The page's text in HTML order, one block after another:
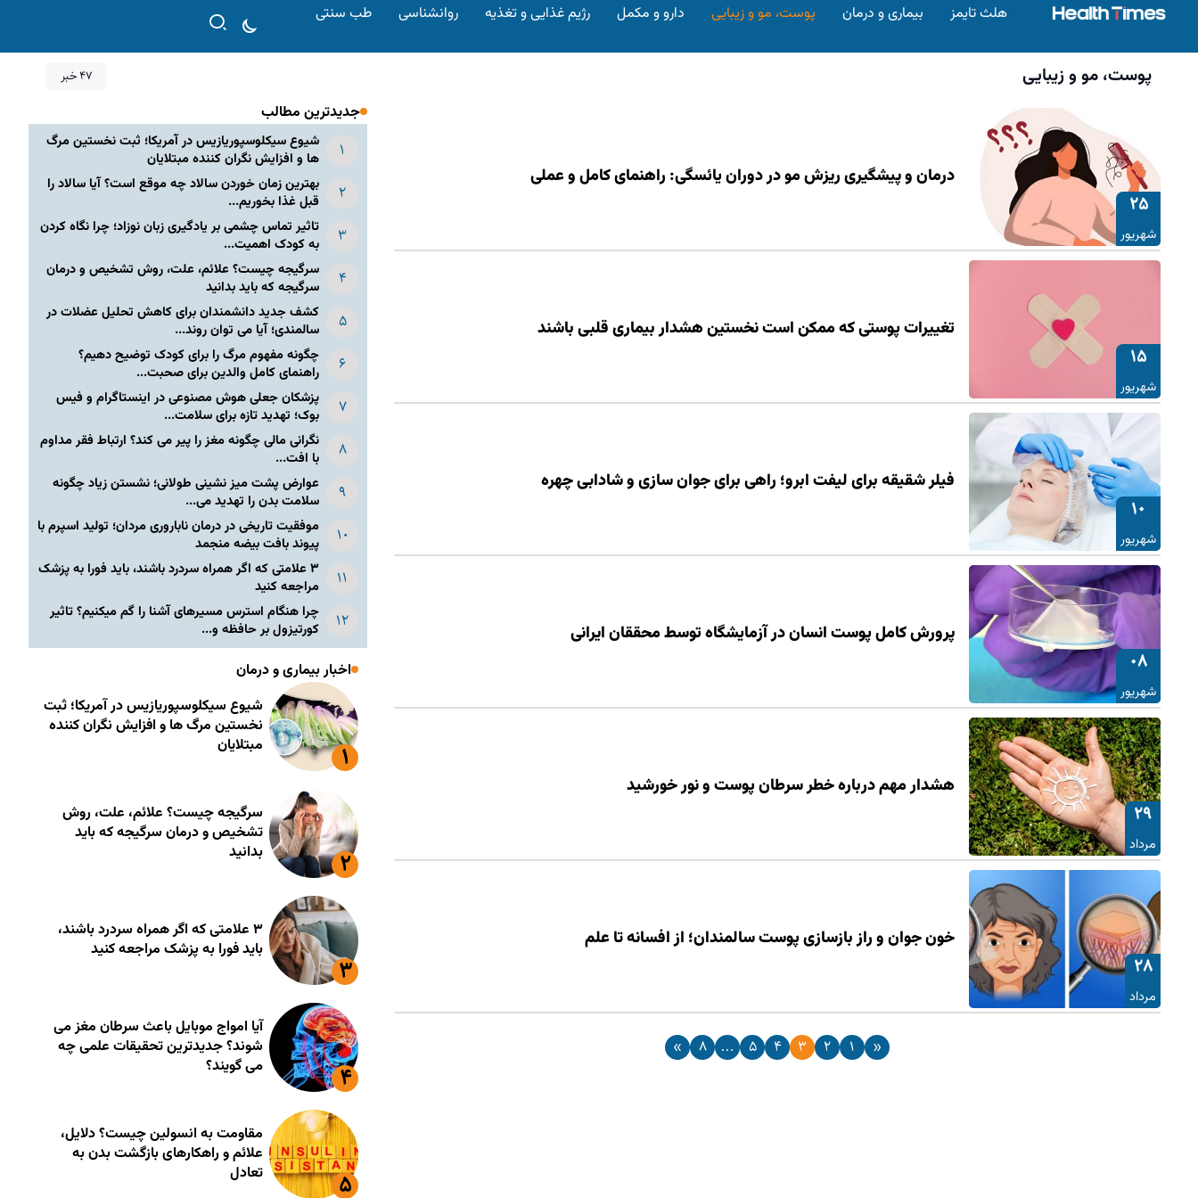
هلث تایمز بیماری و درمان پوست، مو و زیبایی دارو و مکمل رژیم غذایی و تغذیه روانشناسی طب سنتی
پوست، مو و زیبایی 47 خبر
25
شهریور
درمان و پیشگیری ریزش مو در دوران یائسگی: راهنمای کامل و عملی
15
شهریور
تغییرات پوستی که ممکن است نخستین هشدار بیماری قلبی باشند
10
شهریور
فیلر شقیقه برای لیفت ابرو؛ راهی برای جوان‌ سازی و شادابی چهره
08
شهریور
پرورش کامل پوست انسان در آزمایشگاه توسط محققان ایرانی
29
مرداد
هشدار مهم درباره خطر سرطان پوست و نور خورشید
28
مرداد
خون جوان و راز بازسازی پوست سالمندان؛ از افسانه تا علم
«
1
2
3
4
5
…
8
»
جدیدترین مطالب
شیوع سیکلوسپوریازیس در آمریکا؛ ثبت نخستین مرگ
ها و افزایش نگران کننده مبتلایان
بهترین زمان خوردن سالاد چه موقع است؟ آیا سالاد را
قبل غذا بخوریم...
تاثیر تماس چشمی بر یادگیری زبان نوزاد؛ چرا نگاه کردن
به کودک اهمیت...
سرگیجه چیست؟ علائم، علت، روش تشخیص و درمان
سرگیجه که باید بدانید
کشف جدید دانشمندان برای کاهش تحلیل عضلات در
سالمندی؛ آیا می توان روند...
چگونه مفهوم مرگ را برای کودک توضیح دهیم؟
راهنمای کامل والدین برای صحبت...
پزشکان جعلی هوش مصنوعی در اینستاگرام و فیس
بوک؛ تهدید تازه برای سلامت...
نگرانی مالی چگونه مغز را پیر می کند؟ ارتباط فقر مداوم
با افت...
عوارض پشت میز نشینی طولانی؛ نشستن زیاد چگونه
سلامت بدن را تهدید می...
موفقیت تاریخی در درمان ناباروری مردان؛ تولید اسپرم با
پیوند بافت بیضه منجمد
۳ علامتی که اگر همراه سردرد باشند، باید فورا به پزشک
مراجعه کنید
چرا هنگام استرس مسیرهای آشنا را گم میکنیم؟ تاثیر
کورتیزول بر حافظه و...
اخبار بیماری و درمان
شیوع سیکلوسپوریازیس در آمریکا؛ ثبت
نخستین مرگ ها و افزایش نگران کننده
مبتلایان
سرگیجه چیست؟ علائم، علت، روش
تشخیص و درمان سرگیجه که باید
بدانید
۳ علامتی که اگر همراه سردرد باشند،
باید فورا به پزشک مراجعه کنید
آیا امواج موبایل باعث سرطان مغز می
شوند؟ جدیدترین تحقیقات علمی چه
می گویند؟
مقاومت به انسولین چیست؟ دلایل،
علائم و راهکارهای بازگشت بدن به
تعادل